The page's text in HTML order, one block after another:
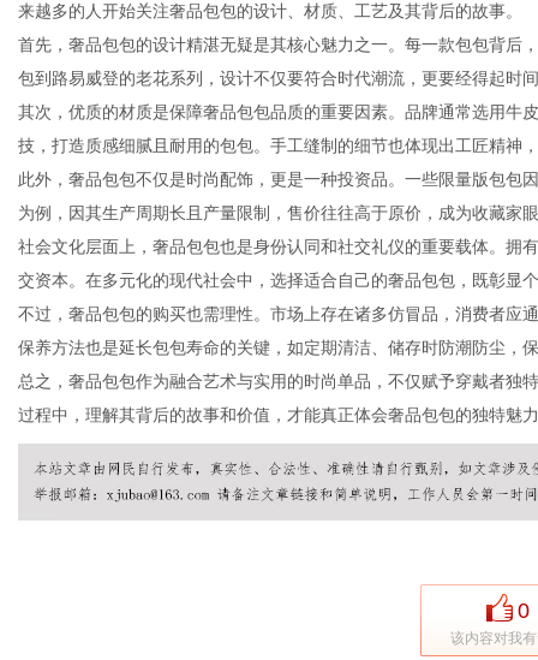
来越多的人开始关注奢品包包的设计、材质、工艺及其背后的故事。
首先，奢品包包的设计精湛无疑是其核心魅力之一。每一款包包背后
包到路易威登的老花系列，设计不仅要符合时代潮流，更要经得起时
其次，优质的材质是保障奢品包包品质的重要因素。品牌通常选用牛
技，打造质感细腻且耐用的包包。手工缝制的细节也体现出工匠精神
此外，奢品包包不仅是时尚配饰，更是一种投资品。一些限量版包包
为例，因其生产周期长且产量限制，售价往往高于原价，成为收藏家
社会文化层面上，奢品包包也是身份认同和社交礼仪的重要载体。拥
交资本。在多元化的现代社会中，选择适合自己的奢品包包，既彰显
不过，奢品包包的购买也需理性。市场上存在诸多仿冒品，消费者应
保养方法也是延长包包寿命的关键，如定期清洁、储存时防潮防尘，
总之，奢品包包作为融合艺术与实用的时尚单品，不仅赋予穿戴者独
过程中，理解其背后的故事和价值，才能真正体会奢品包包的独特魅
0
该内容对我